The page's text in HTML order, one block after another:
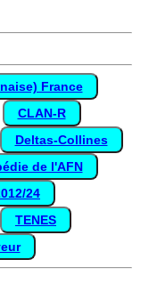
France
CLAN-R
Deltas-Collines
de l'AFN
24
TENES